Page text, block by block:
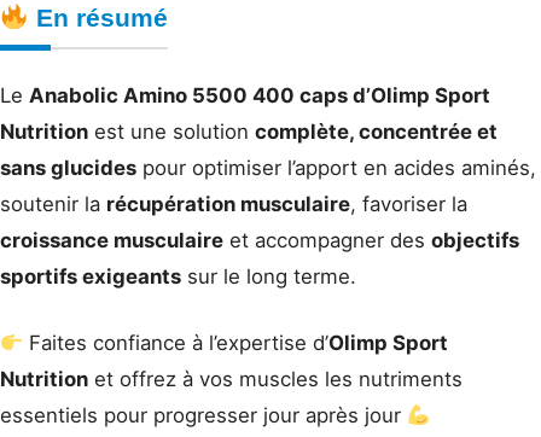
En résumé
Le Anabolic Amino 5500 400 caps d’Olimp Sport
Nutrition est une solution complète, concentrée et
sans glucides pour optimiser l’apport en acides aminés,
soutenir la récupération musculaire, favoriser la
croissance musculaire et accompagner des objectifs
sportifs exigeants sur le long terme.
Faites confiance à l’expertise d’Olimp Sport
Nutrition et offrez à vos muscles les nutriments
essentiels pour progresser jour après jour